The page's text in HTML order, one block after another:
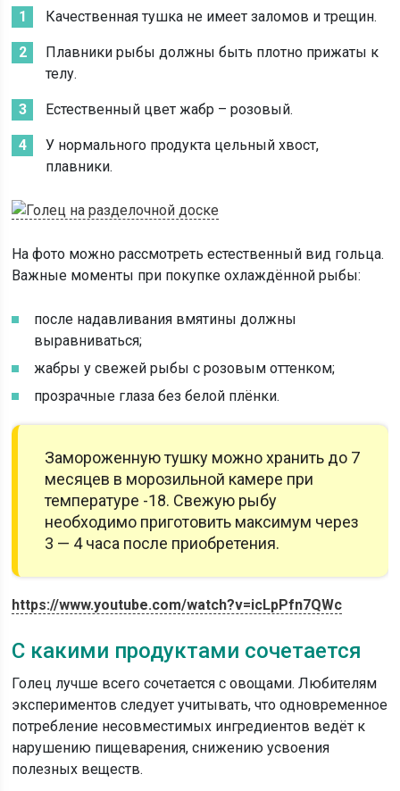
Качественная тушка не имеет заломов и трещин.
Плавники рыбы должны быть плотно прижаты к
телу.
Естественный цвет жабр – розовый.
У нормального продукта цельный хвост,
плавники.
На фото можно рассмотреть естественный вид гольца.
Важные моменты при покупке охлаждённой рыбы:
после надавливания вмятины должны
выравниваться;
жабры у свежей рыбы с розовым оттенком;
прозрачные глаза без белой плёнки.
Замороженную тушку можно хранить до 7
месяцев в морозильной камере при
температуре -18. Свежую рыбу
необходимо приготовить максимум через
3 — 4 часа после приобретения.
https://www.youtube.com/watch?v=icLpPfn7QWc
С какими продуктами сочетается
Голец лучше всего сочетается с овощами. Любителям
экспериментов следует учитывать, что одновременное
потребление несовместимых ингредиентов ведёт к
нарушению пищеварения, снижению усвоения
полезных веществ.